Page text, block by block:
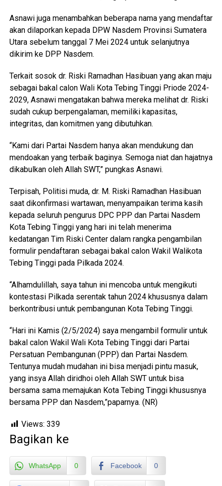
Asnawi juga menambahkan beberapa nama yang mendaftar
akan dilaporkan kepada DPW Nasdem Provinsi Sumatera
Utara sebelum tanggal 7 Mei 2024 untuk selanjutnya
dikirim ke DPP Nasdem.
Terkait sosok dr. Riski Ramadhan Hasibuan yang akan maju
sebagai bakal calon Wali Kota Tebing Tinggi Priode 2024-
2029, Asnawi mengatakan bahwa mereka melihat dr. Riski
sudah cukup berpengalaman, memiliki kapasitas,
integritas, dan komitmen yang dibutuhkan.
“Kami dari Partai Nasdem hanya akan mendukung dan
mendoakan yang terbaik baginya. Semoga niat dan hajatnya
dikabulkan oleh Allah SWT,” pungkas Asnawi.
Terpisah, Politisi muda, dr. M. Riski Ramadhan Hasibuan
saat dikonfirmasi wartawan, menyampaikan terima kasih
kepada seluruh pengurus DPC PPP dan Partai Nasdem
Kota Tebing Tinggi yang hari ini telah menerima
kedatangan Tim Riski Center dalam rangka pengambilan
formulir pendaftaran sebagai bakal calon Wakil Walikota
Tebing Tinggi pada Pilkada 2024.
“Alhamdulillah, saya tahun ini mencoba untuk mengikuti
kontestasi Pilkada serentak tahun 2024 khususnya dalam
berkontribusi untuk pembangunan Kota Tebing Tinggi.
“Hari ini Kamis (2/5/2024) saya mengambil formulir untuk
bakal calon Wakil Wali Kota Tebing Tinggi dari Partai
Persatuan Pembangunan (PPP) dan Partai Nasdem.
Tentunya mudah mudahan ini bisa menjadi pintu masuk,
yang insya Allah diridhoi oleh Allah SWT untuk bisa
bersama sama memajukan Kota Tebing Tinggi khususnya
bersama PPP dan Nasdem,”paparnya. (NR)
Views: 339
Bagikan ke
WhatsApp 0 Facebook 0